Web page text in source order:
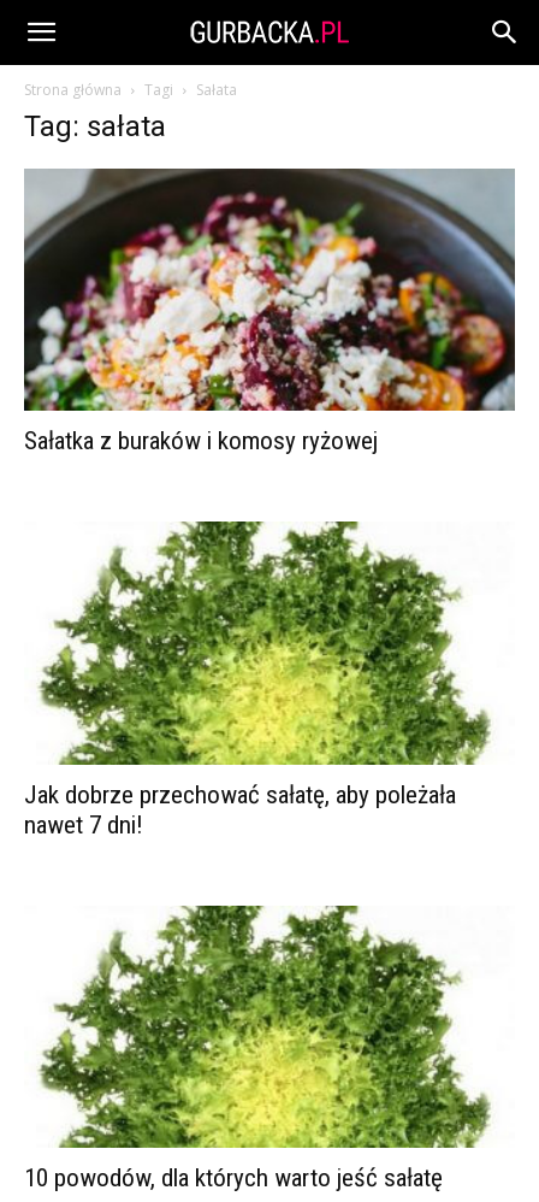
Strona główna Tagi Sałata
Tag: sałata
Sałatka z buraków i komosy ryżowej
Jak dobrze przechować sałatę, aby poleżała
nawet 7 dni!
10 powodów, dla których warto jeść sałatę